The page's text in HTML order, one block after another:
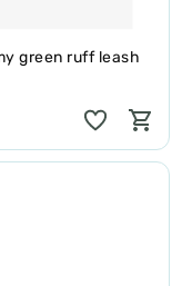
green ruff leash